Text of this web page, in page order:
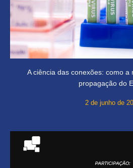
A ciência das conexões: como a
propagação do
2 de junho de